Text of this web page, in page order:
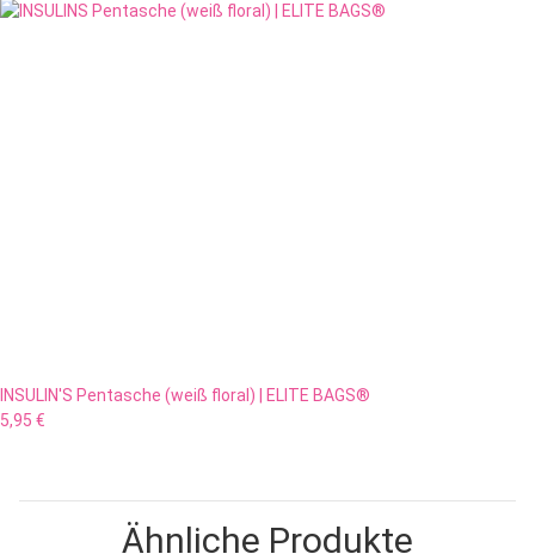
INSULIN'S Pentasche (weiß floral) | ELITE BAGS®
5,95 €
Ähnliche Produkte